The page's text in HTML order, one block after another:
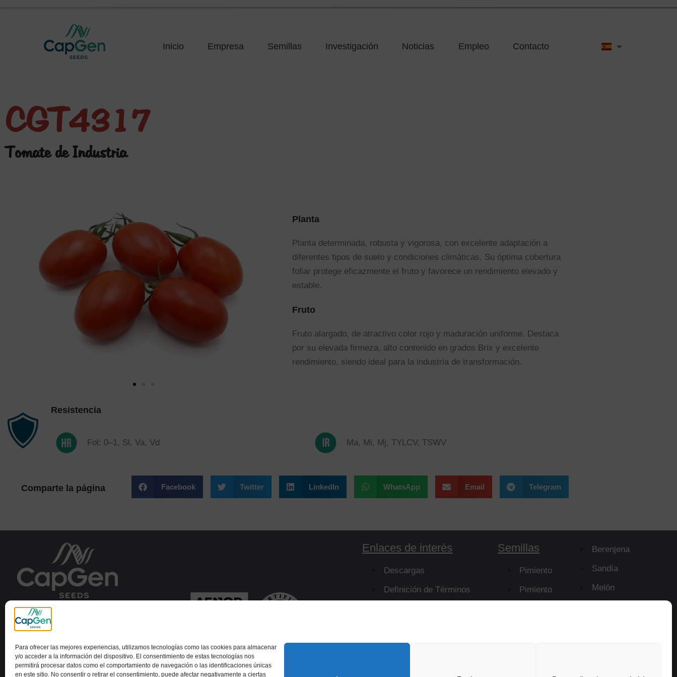
Para ofrecer las mejores experiencias, utilizamos tecnologías como las cookies para almacenar
y/o acceder a la información del dispositivo. El consentimiento de estas tecnologías nos
permitirá procesar datos como el comportamiento de navegación o las identificaciones únicas
en este sitio. No consentir o retirar el consentimiento, puede afectar negativamente a ciertas
Inicio Empresa Semillas Investigación Noticias Empleo Contacto
CGT4317
Tomate de Industria
Planta
Planta determinada, robusta y vigorosa, con excelente adaptación a
diferentes tipos de suelo y condiciones climáticas. Su óptima cobertura
foliar protege eficazmente el fruto y favorece un rendimiento elevado y
estable.
Fruto
Fruto alargado, de atractivo color rojo y maduración uniforme. Destaca
por su elevada firmeza, alto contenido en grados Brix y excelente
rendimiento, siendo ideal para la industria de transformación.
Resistencia
Fol: 0–1, Sl, Va, Vd Ma, Mi, Mj, TYLCV, TSWV
Comparte la página Facebook Twitter LinkedIn WhatsApp Email Telegram
Capital Genetic EBT SL
Enlaces de interés
Descargas
Definición de Términos
Semillas
Pimiento
Pimiento
Picante
Berenjena
Sandía
Melón